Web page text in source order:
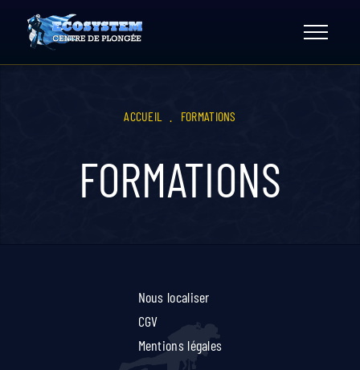
content
ACCUEIL FORMATIONS
FORMATIONS
Nous localiser
CGV
Mentions légales